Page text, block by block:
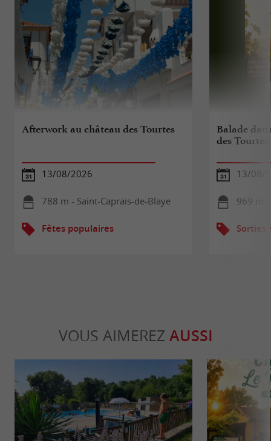
Afterwork au château des Tourtes
13/08/2026
788 m - Saint-Caprais-de-Blaye
Fêtes populaires
Balade
des Tourtes
13/08/
969 m -
Sorties
VOUS AIMEREZ AUSSI